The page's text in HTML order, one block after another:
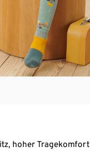
hoher Tragekomfort